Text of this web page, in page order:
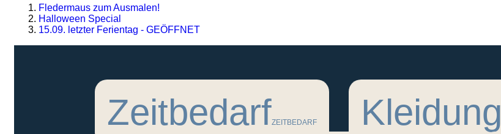
Fledermaus zum Ausmalen!
Halloween Special
15.09. letzter Ferientag - GEÖFFNET
ZeitbedarfZEITBEDARF Kleidung